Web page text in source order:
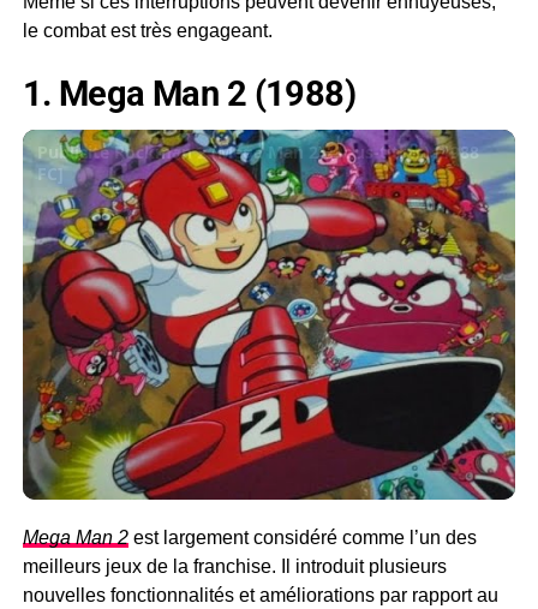
le combat est très engageant.
1. Mega Man 2 (1988)
Publicité Rockman 2 (Mega Man 2) (sous-titres) [1988
FC]
Mega Man 2est largement considéré comme l’un des
meilleurs jeux de la franchise. Il introduit plusieurs
nouvelles fonctionnalités et améliorations par rapport au